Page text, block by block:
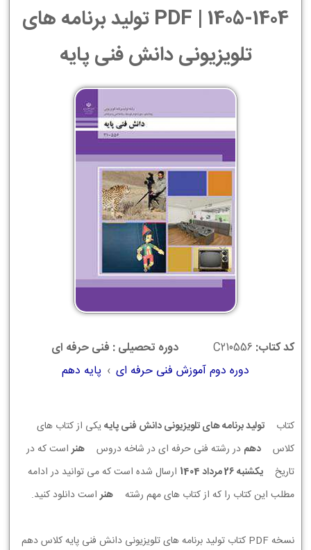
1404-1405 | PDF تولید برنامه های
تلویزیونی دانش فنی پایه
کد کتاب: C210556
دوره تحصیلی : فنی حرفه ای
دوره دوم آموزش فنی حرفه ای › پایه دهم
کتاب تولید برنامه های تلویزیونی دانش فنی پایهیکی از کتاب های
کلاس
دهم در رشته فنی حرفه ای در شاخه دروس هنراست که در
تاریخ
يكشنبه 26 مرداد 1404
ارسال شده است که می توانید در ادامه
مطلب این کتاب را که از کتاب های مهم رشته
هنراست دانلود کنید.
نسخه PDF کتاب تولید برنامه های تلویزیونی دانش فنی پایه کلاس دهم